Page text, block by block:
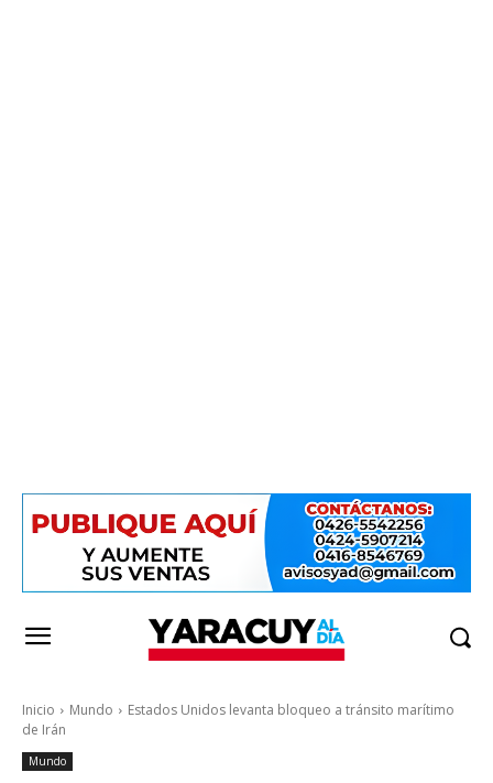
Inicio Mundo
Estados Unidos levanta bloqueo a tránsito marítimo
de Irán
Mundo